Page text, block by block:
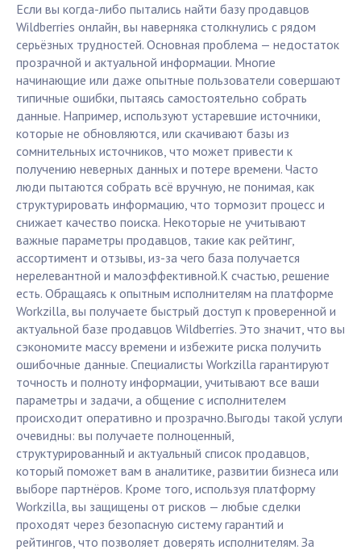
Если вы когда-либо пытались найти базу продавцов
Wildberries онлайн, вы наверняка столкнулись с рядом
серьёзных трудностей. Основная проблема — недостаток
прозрачной и актуальной информации. Многие
начинающие или даже опытные пользователи совершают
типичные ошибки, пытаясь самостоятельно собрать
данные. Например, используют устаревшие источники,
которые не обновляются, или скачивают базы из
сомнительных источников, что может привести к
получению неверных данных и потере времени. Часто
люди пытаются собрать всё вручную, не понимая, как
структурировать информацию, что тормозит процесс и
снижает качество поиска. Некоторые не учитывают
важные параметры продавцов, такие как рейтинг,
ассортимент и отзывы, из-за чего база получается
нерелевантной и малоэффективной.К счастью, решение
есть. Обращаясь к опытным исполнителям на платформе
Workzilla, вы получаете быстрый доступ к проверенной и
актуальной базе продавцов Wildberries. Это значит, что вы
сэкономите массу времени и избежите риска получить
ошибочные данные. Специалисты Workzilla гарантируют
точность и полноту информации, учитывают все ваши
параметры и задачи, а общение с исполнителем
происходит оперативно и прозрачно.Выгоды такой услуги
очевидны: вы получаете полноценный,
структурированный и актуальный список продавцов,
который поможет вам в аналитике, развитии бизнеса или
выборе партнёров. Кроме того, используя платформу
Workzilla, вы защищены от рисков — любые сделки
проходят через безопасную систему гарантий и
рейтингов, что позволяет доверять исполнителям. За